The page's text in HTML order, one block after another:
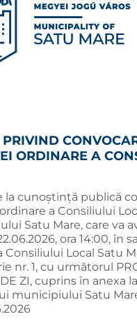
ORDINARE A
la cunoștință publică
a Consiliului
Satu Mare, care va
ora 14:00, în
Consiliului Local Satu
nr. 1, cu următorul
ZI, cuprins în anexa
municipiului Satu